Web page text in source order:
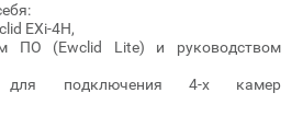
EXi-4H,
ПО (Ewclid Lite) и руководством
для подключения 4-х камер